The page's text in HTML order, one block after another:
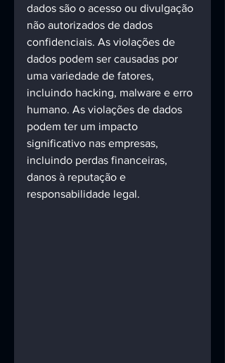
dados são o acesso ou divulgação
não autorizados de dados
confidenciais. As violações de
dados podem ser causadas por
uma variedade de fatores,
incluindo hacking, malware e erro
humano. As violações de dados
podem ter um impacto
significativo nas empresas,
incluindo perdas financeiras,
danos à reputação e
responsabilidade legal.